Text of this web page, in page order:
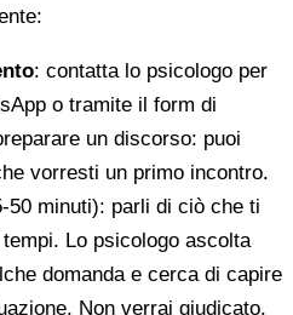
: contatta lo psicologo per
o tramite il form di
un discorso: puoi
vorresti un primo incontro.
50 minuti): parli di ciò che ti
Lo psicologo ascolta
domanda e cerca di capire
Non verrai giudicato.